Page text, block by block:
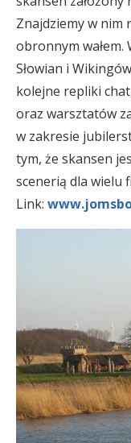
Znajdziemy w nim
obronnym wałem.
Słowian i
kolejne repliki
oraz warsztatów
w zakresie
tym, że skansen
scenerią dla wielu
Link: